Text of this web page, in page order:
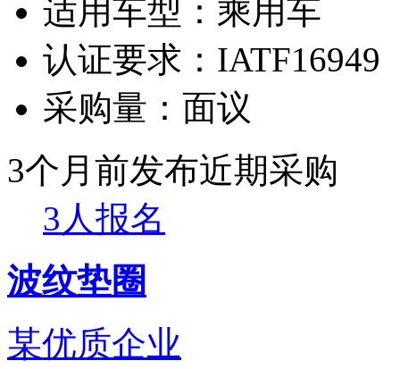
适用车型： 乘用车
认证要求： IATF16949
采购量： 面议
3个月前发布近期采购
3人报名
波纹垫圈
某优质企业